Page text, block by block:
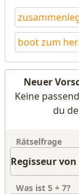
boot zum
Neuer
Keine
du
Rätselfrage
Was ist 5 + 7?